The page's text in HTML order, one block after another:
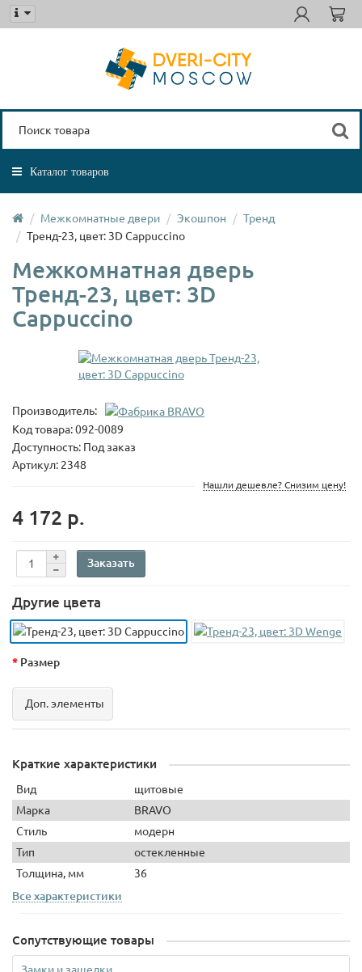
Каталог товаров
Межкомнатные двери Экошпон
Тренд
Тренд-23, цвет: 3D Cappuccino
Межкомнатная дверь
Тренд-23, цвет: 3D
Cappuccino
Производитель:
Код товара:092-0089
Доступность: Под заказ
Артикул: 2348
Нашли дешевле? Снизим цену!
4 172 р.
Заказать
Другие цвета
Размер
Доп. элементы
Краткие характеристики
Вид
щитовые
Марка
BRAVO
Стиль
модерн
Тип
остекленные
Толщина, мм
36
Все характеристики
Сопутствующие товары